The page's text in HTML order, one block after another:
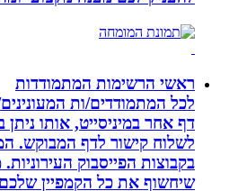
ראשי הרשימות המתמודדות
לכל המתמודדים/ות המעונינים/
דף אחר במיניסייט, אותו ניתן
לשלוח קישור לדף המבוקש.
בקבוצות הפייסבוק העירוניות.